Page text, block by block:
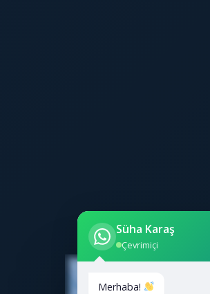
Süha Karaş
Çevrimiçi
Merhaba!